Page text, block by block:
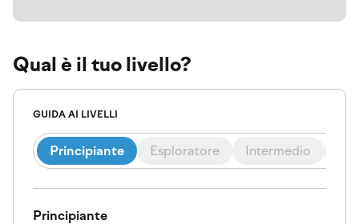
Qual è il tuo livello?
GUIDA AI LIVELLI
Principiante Esploratore Intermedio
Principiante